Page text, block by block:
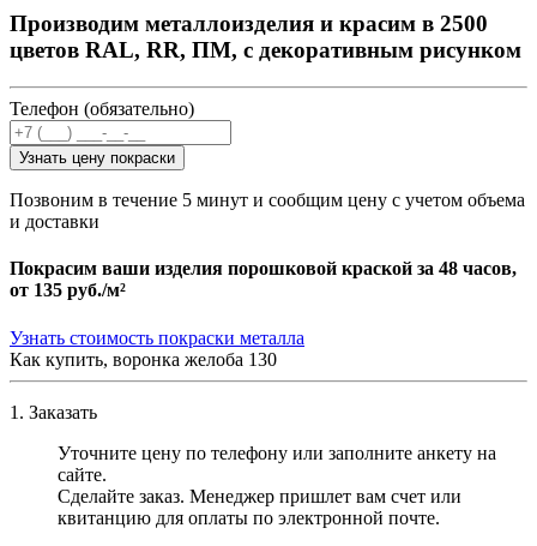
Производим металлоизделия и красим в 2500
цветов RAL, RR, ПМ, с декоративным рисунком
Телефон (обязательно)
Узнать цену покраски
Позвоним в течение 5 минут и сообщим цену с учетом объема
и доставки
Покрасим ваши изделия порошковой краской за 48 часов,
от 135 руб./м²
Узнать стоимость покраски металла
Как купить, воронка желоба 130
1. Заказать
Уточните цену по телефону или заполните анкету на
сайте.
Сделайте заказ. Менеджер пришлет вам счет или
квитанцию для оплаты по электронной почте.